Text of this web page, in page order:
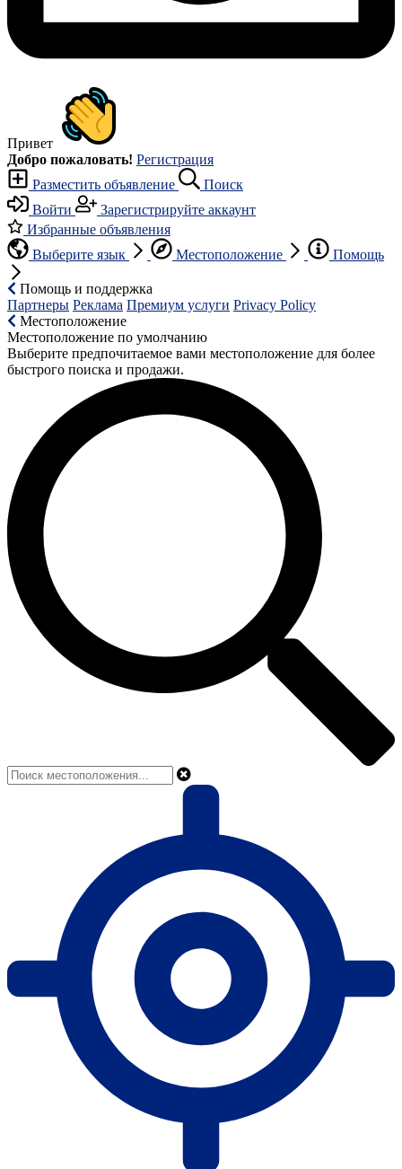
Привет
Добро пожаловать! Регистрация
Разместить объявление
Поиск
Войти
Зарегистрируйте аккаунт
Избранные объявления
Выберите язык
Местоположение Помощь
Помощь и поддержка
Партнеры Реклама Премиум услуги Privacy Policy
Местоположение
Местоположение по умолчанию
Выберите предпочитаемое вами местоположение для более
быстрого поиска и продажи.